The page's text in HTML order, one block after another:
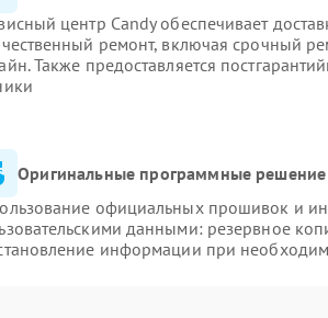
центр Candy обеспечивает
ремонт, включая срочный
Также предоставляется
Оригинальные программные
официальных прошивок и
данными: резервное
информации при